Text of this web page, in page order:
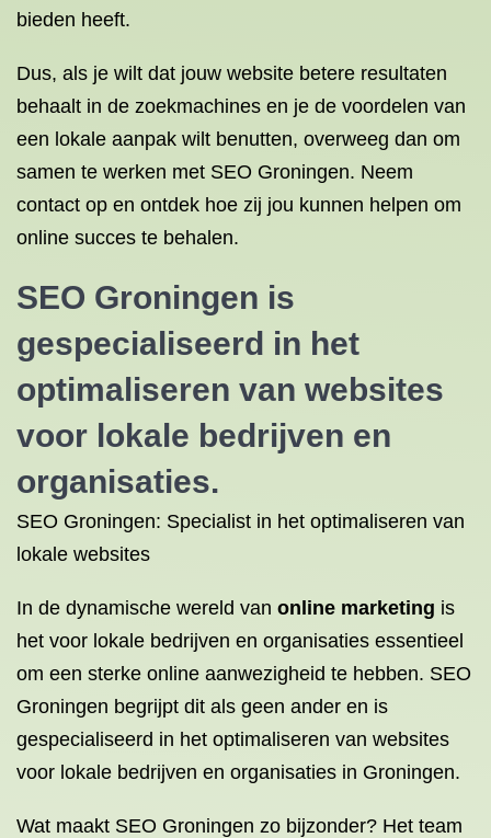
bieden heeft.
Dus, als je wilt dat jouw website betere resultaten
behaalt in de zoekmachines en je de voordelen van
een lokale aanpak wilt benutten, overweeg dan om
samen te werken met SEO Groningen. Neem
contact op en ontdek hoe zij jou kunnen helpen om
online succes te behalen.
SEO Groningen is
gespecialiseerd in het
optimaliseren van websites
voor lokale bedrijven en
organisaties.
SEO Groningen: Specialist in het optimaliseren van
lokale websites
In de dynamische wereld van online marketing is
het voor lokale bedrijven en organisaties essentieel
om een sterke online aanwezigheid te hebben. SEO
Groningen begrijpt dit als geen ander en is
gespecialiseerd in het optimaliseren van websites
voor lokale bedrijven en organisaties in Groningen.
Wat maakt SEO Groningen zo bijzonder? Het team